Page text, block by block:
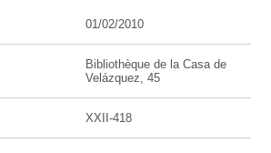
01/02/2010
Bibliothèque de la Casa de
Velázquez, 45
XXII-418